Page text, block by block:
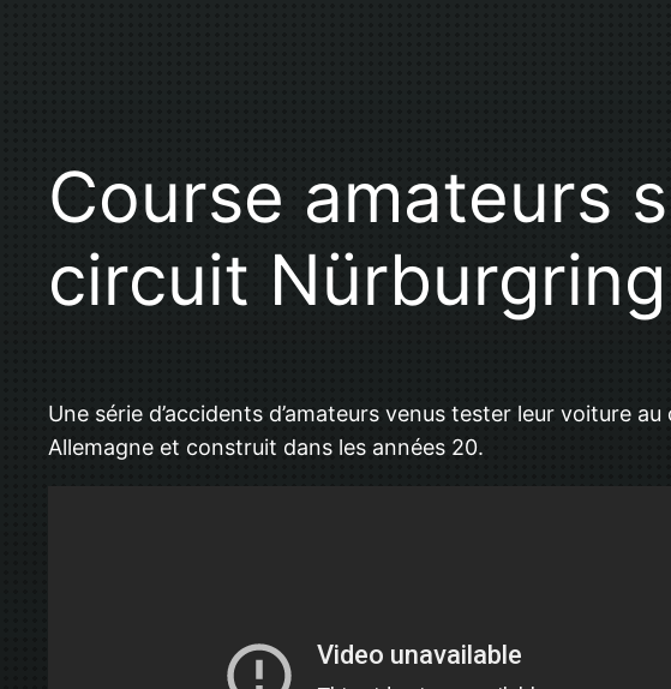
Course amateurs
circuit
Une série d’accidents d’amateurs venus tester leur voiture
Allemagne et construit dans les années 20.